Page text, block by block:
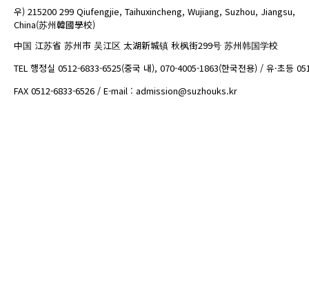
우) 215200 299 Qiufengjie, Taihuxincheng, Wujiang, Suzhou, Jiangsu,
China(苏州韓國學校)
中国 江苏省 苏州市 吴江区 太湖新城镇 秋枫街299号 苏州韩国学校
TEL 행정실 0512-6833-6525(중국 내), 070-4005-1863(한국전용) / 유·초등
FAX 0512-6833-6526 / E-mail : admission@suzhouks.kr